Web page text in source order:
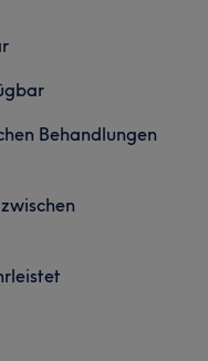
Behandlungen